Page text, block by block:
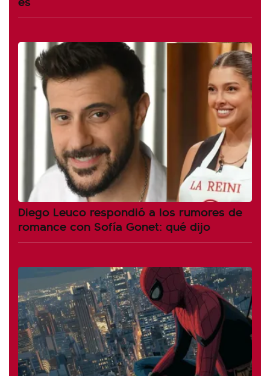
Diego Leuco respondió a los rumores de
romance con Sofía Gonet: qué dijo